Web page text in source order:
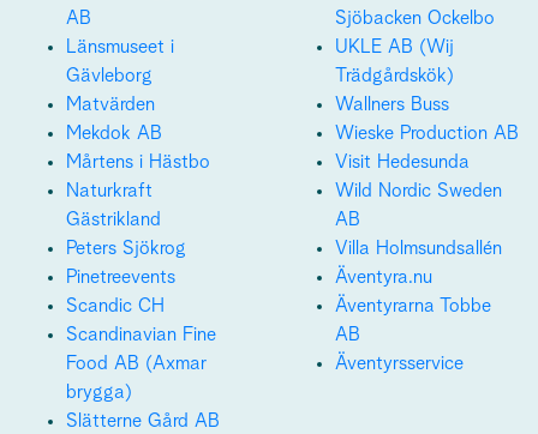
AB
Länsmuseet i
Gävleborg
Matvärden
Mekdok AB
Mårtens i Hästbo
Naturkraft
Gästrikland
Peters Sjökrog
Pinetreevents
Scandic CH
Scandinavian Fine
Food AB (Axmar
brygga)
Slätterne Gård AB
Sjöbacken Ockelbo
UKLE AB (Wij
Trädgårdskök)
Wallners Buss
Wieske Production AB
Visit Hedesunda
Wild Nordic Sweden
AB
Villa Holmsundsallén
Äventyra.nu
Äventyrarna Tobbe
AB
Äventyrsservice